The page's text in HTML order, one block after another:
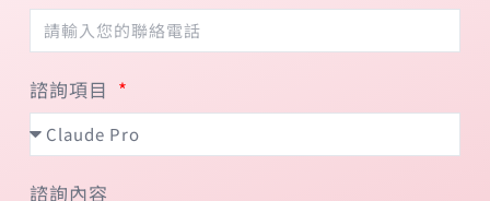
諮詢項目
諮詢內容